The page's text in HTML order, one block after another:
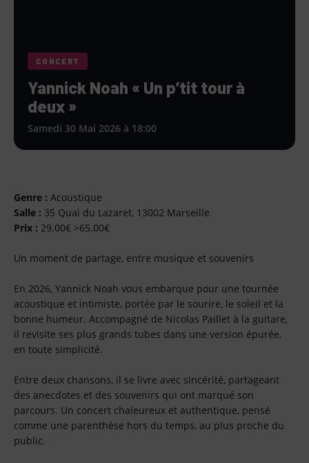
CONCERT
Yannick Noah « Un p’tit tour à
deux »
Samedi 30 Mai 2026 à 18:00
Genre : Acoustique
Salle : 35 Quai du Lazaret, 13002 Marseille
Prix : 29.00€ >65.00€
Un moment de partage, entre musique et souvenirs
En 2026, Yannick Noah vous embarque pour une tournée
acoustique et intimiste, portée par le sourire, le soleil et la
bonne humeur. Accompagné de Nicolas Paillet à la guitare,
il revisite ses plus grands tubes dans une version épurée,
en toute simplicité.
Entre deux chansons, il se livre avec sincérité, partageant
des anecdotes et des souvenirs qui ont marqué son
parcours. Un concert chaleureux et authentique, pensé
comme une parenthèse hors du temps, au plus proche du
public.